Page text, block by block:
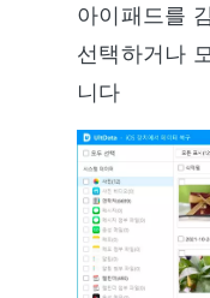
아이패드를
선택하거나
니다